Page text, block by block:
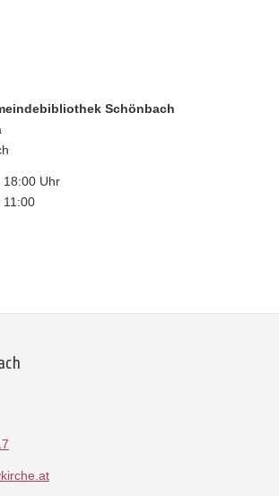
Schönbach
18:00 Uhr
11:00